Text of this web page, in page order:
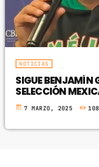
NOTICIAS
SIGUE BENJAMÍN
SELECCIÓN
today 7 MARZO, 2025 108